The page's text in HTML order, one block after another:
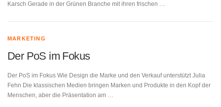
Karsch Gerade in der Grünen Branche mit ihren frischen …
MARKETING
Der PoS im Fokus
Der PoS im Fokus Wie Design die Marke und den Verkauf unterstützt Julia
Fehn Die klassischen Medien bringen Marken und Produkte in den Kopf der
Menschen, aber die Präsentation am …